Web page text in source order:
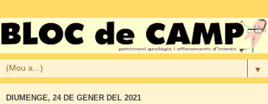
▼
DIUMENGE, 24 DE GENER DEL 2021